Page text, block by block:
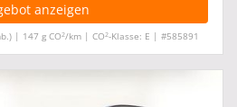
anzeigen
| 147 g CO2/km | CO2-Klasse: E | #585891